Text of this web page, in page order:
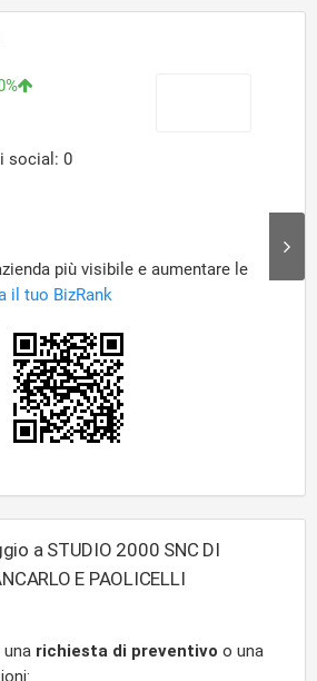
a STUDIO 2000 SNC DI
E PAOLICELLI
una richiesta di preventivo o una